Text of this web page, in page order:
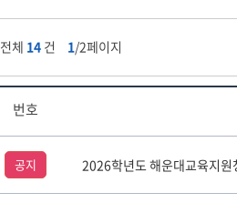
전체 14 건 1/2페이지
번호
공지 2026학년도 해운대교육지원